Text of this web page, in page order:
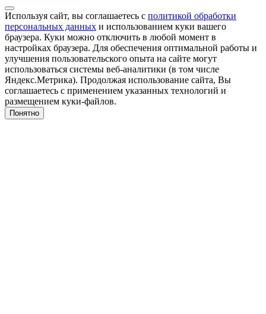
Используя сайт, вы соглашаетесь с политикой обработки
персональных данных и использованием куки вашего
браузера. Куки можно отключить в любой момент в
настройках браузера. Для обеспечения оптимальной работы и
улучшения пользовательского опыта на сайте могут
использоваться системы веб-аналитики (в том числе
Яндекс.Метрика). Продолжая использование сайта, Вы
соглашаетесь с применением указанных технологий и
размещением куки-файлов.
Понятно